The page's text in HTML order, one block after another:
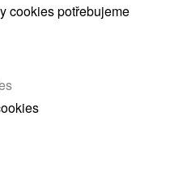
cookies potřebujeme